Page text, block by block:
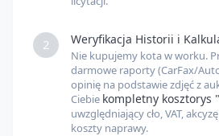
2 Weryfikacja Historii i
Nie kupujemy kota w worku.
darmowe raporty (CarFax/
opinię na podstawie zdjęć z
Ciebie kompletny kosztorys
uwzględniający cło, VAT,
koszty naprawy.